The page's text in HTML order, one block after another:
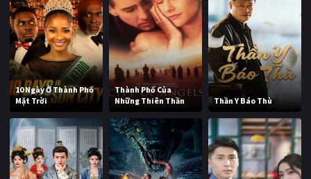
10 Ngày Ở Thành Phố
Mặt Trời
Thành Phố Của
Những Thiên Thần
Thần Y Báo Thù